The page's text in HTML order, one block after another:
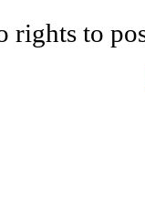
rights to